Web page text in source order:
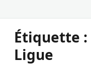
Étiquette :
Ligue